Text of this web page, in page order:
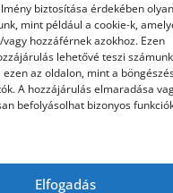
biztosítása érdekében olyan
mint például a cookie-k,
hozzáférnek azokhoz. Ezen
lehetővé teszi
az oldalon, mint a
A hozzájárulás elmaradása
befolyásolhat bizonyos
Elfogadás